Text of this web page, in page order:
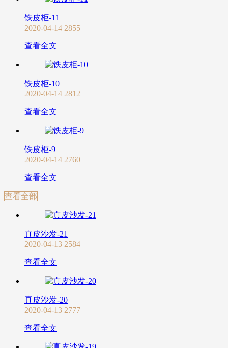
铁皮柜-11
2020-04-14 2855
查看全文
铁皮柜-10
2020-04-14 2812
查看全文
铁皮柜-9
2020-04-14 2760
查看全文
查看全部
真皮沙发-21
2020-04-13 2584
查看全文
真皮沙发-20
2020-04-13 2777
查看全文